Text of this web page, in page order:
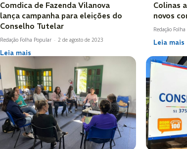
Comdica de Fazenda Vilanova
lança campanha para eleições do
Conselho Tutelar
Redação Folha Popular - 2 de agosto de 2023
Leia mais
Colinas
novos
Redação
Leia mais